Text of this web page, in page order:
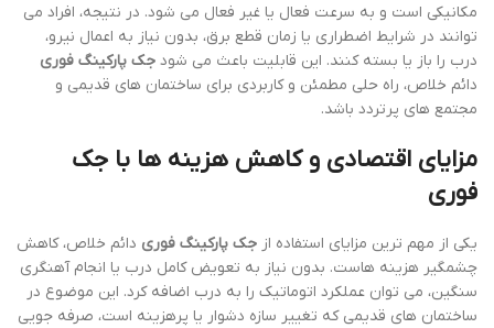
مکانیکی است و به سرعت فعال یا غیر فعال می شود. در نتیجه، افراد می
توانند در شرایط اضطراری یا زمان قطع برق، بدون نیاز به اعمال نیرو،
درب را باز یا بسته کنند. این قابلیت باعث می شود جک پارکینگ فوری
دائم خلاص، راه حلی مطمئن و کاربردی برای ساختمان های قدیمی و
مجتمع های پرتردد باشد.
مزایای اقتصادی و کاهش هزینه ها با جک
فوری
یکی از مهم ترین مزایای استفاده از جک پارکینگ فوری دائم خلاص، کاهش
چشمگیر هزینه هاست. بدون نیاز به تعویض کامل درب یا انجام آهنگری
سنگین، می توان عملکرد اتوماتیک را به درب اضافه کرد. این موضوع در
ساختمان های قدیمی که تغییر سازه دشوار یا پرهزینه است، صرفه جویی